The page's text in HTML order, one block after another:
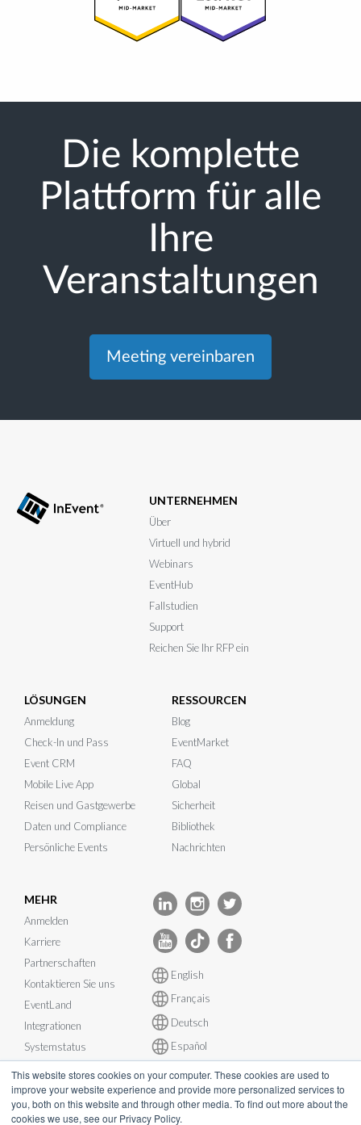
This website stores cookies on your computer. These cookies are used to
improve your website experience and provide more personalized services to
you, both on this website and through other media. To find out more about the
cookies we use, see our Privacy Policy.
Die komplette
Plattform für alle
Ihre
Veranstaltungen
Meeting vereinbaren
UNTERNEHMEN
Über
Virtuell und hybrid
Webinars
EventHub
Fallstudien
Support
Reichen Sie Ihr RFP ein
LÖSUNGEN
Anmeldung
Check-In und Pass
Event CRM
Mobile Live App
Reisen und Gastgewerbe
Daten und Compliance
Persönliche Events
RESSOURCEN
Blog
EventMarket
FAQ
Global
Sicherheit
Bibliothek
Nachrichten
MEHR
Anmelden
Karriere
Partnerschaften
Kontaktieren Sie uns
EventLand
Integrationen
Systemstatus
English
Français
Deutsch
Español